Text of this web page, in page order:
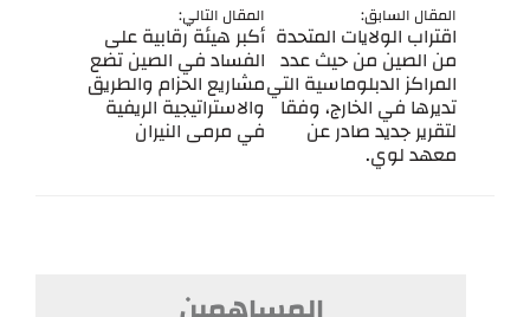
المقال السابق:
اقتراب الولايات المتحدة
من الصين من حيث عدد
المراكز الدبلوماسية التي
تديرها في الخارج، وفقا
لتقرير جديد صادر عن
معهد لوي.
المقال التالي:
أكبر هيئة رقابية على
الفساد في الصين تضع
مشاريع الحزام والطريق
والاستراتيجية الريفية
في مرمى النيران